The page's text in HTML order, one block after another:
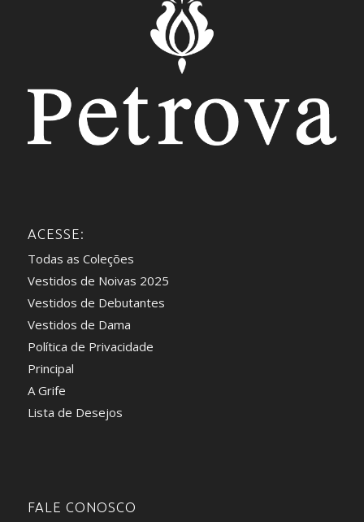
ACESSE:
Todas as Coleções
Vestidos de Noivas 2025
Vestidos de Debutantes
Vestidos de Dama
Política de Privacidade
Principal
A Grife
Lista de Desejos
FALE CONOSCO